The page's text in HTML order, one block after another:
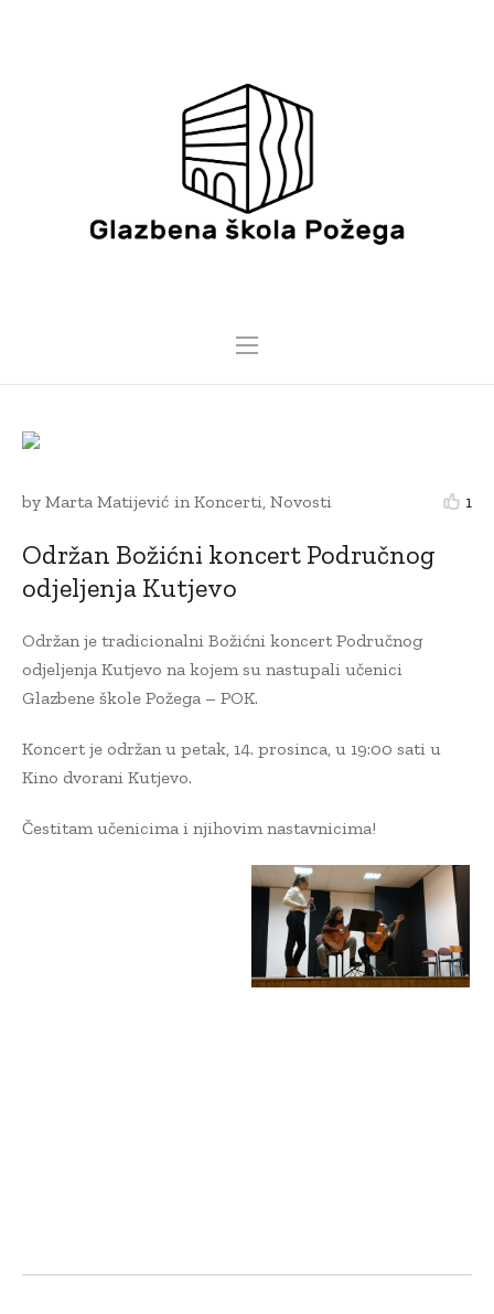
18 PROSINCA, 2018
1
by Marta Matijević in Koncerti Novosti
Održan Božićni koncert Područnog
odjeljenja Kutjevo
Održan je tradicionalni Božićni koncert Područnog
odjeljenja Kutjevo na kojem su nastupali učenici
Glazbene škole Požega – POK.
Koncert je održan u petak, 14. prosinca, u 19:00 sati u
Kino dvorani Kutjevo.
Čestitam učenicima i njihovim nastavnicima!